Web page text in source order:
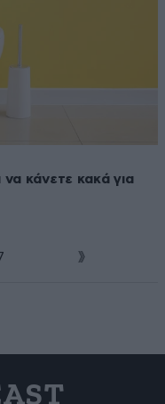
κάνετε κακά για